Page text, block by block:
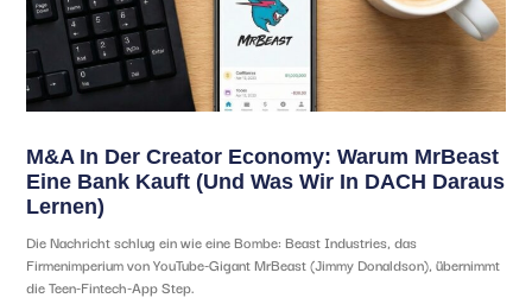
M&A In Der Creator Economy: Warum MrBeast
Eine Bank Kauft (und Was Wir In DACH Daraus
Lernen)
Die Nachricht schlug ein wie eine Bombe: Beast Industries, das
Firmenimperium von YouTube-Gigant MrBeast (Jimmy Donaldson), übernimmt
die Teen-Fintech-App Step.